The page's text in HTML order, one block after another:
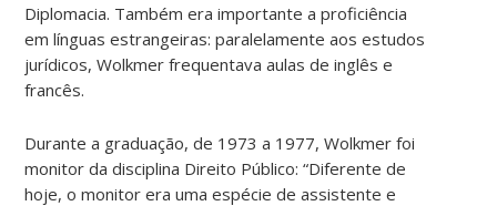
Diplomacia. Também era importante a proficiência
em línguas estrangeiras: paralelamente aos estudos
jurídicos, Wolkmer frequentava aulas de inglês e
francês.
Durante a graduação, de 1973 a 1977, Wolkmer foi
monitor da disciplina Direito Público: “Diferente de
hoje, o monitor era uma espécie de assistente e